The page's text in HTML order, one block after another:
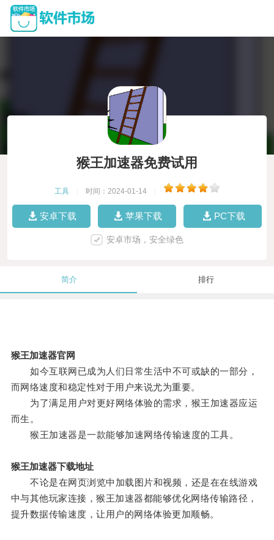
猴王加速器免费试用
工具 时间：2024-01-14
安卓下载 苹果下载 PC下载
安卓市场，安全绿色
简介 排行
猴王加速器官网
如今互联网已成为人们日常生活中不可或缺的一部分，
而网络速度和稳定性对于用户来说尤为重要。
为了满足用户对更好网络体验的需求，猴王加速器应运
而生。
猴王加速器是一款能够加速网络传输速度的工具。
猴王加速器下载地址
不论是在网页浏览中加载图片和视频，还是在在线游戏
中与其他玩家连接，猴王加速器都能够优化网络传输路径，
提升数据传输速度，让用户的网络体验更加顺畅。